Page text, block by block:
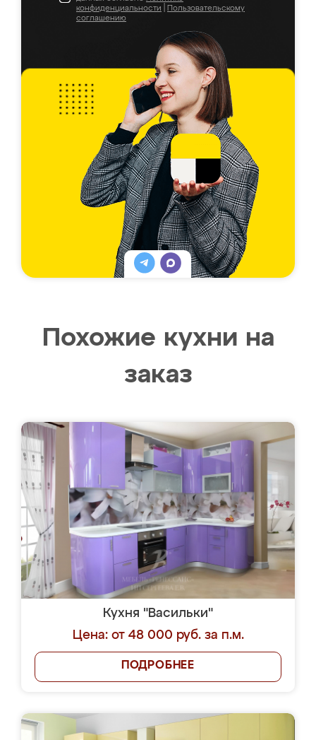
конфиденциальности
Пользовательскому
соглашению
Похожие кухни на
заказ
Кухня "Васильки"
Цена: от 48 000 руб. за п.м.
ПОДРОБНЕЕ